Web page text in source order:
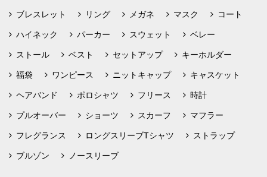
ブレスレット リング メガネ マスク コート
ハイネック パーカー スウェット ベレー
ストール ベスト セットアップ キーホルダー
福袋 ワンピース ニットキャップ キャスケット
ヘアバンド ポロシャツ フリース 時計
プルオーバー ショーツ スカーフ マフラー
フレグランス ロングスリーブTシャツ ストラップ
ブルゾン ノースリーブ